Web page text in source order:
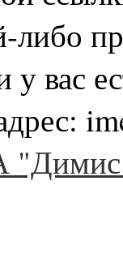
у вас